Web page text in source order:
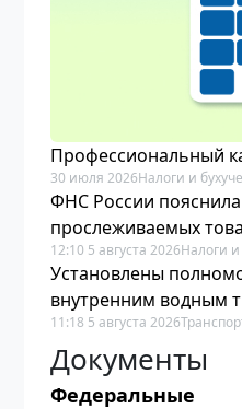
Профессиональный
30 июля 2026Налоги и
ФНС России
прослеживаемых
12:10 5 августа 2026Налоги и
Установлены
внутренним водным
11:18 5 августа 2026
Документы
Федеральные